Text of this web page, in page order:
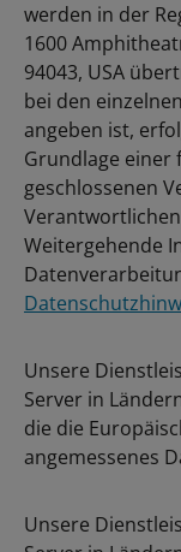
werden in der
1600
94043, USA
bei den
angeben ist,
Grundlage einer
geschlossenen
Verantwortlichen
Weitergehende
Unsere
Server in
die die
angemessenes
Unsere